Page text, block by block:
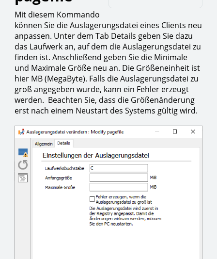
Mit diesem Kommando
können Sie die Auslagerungsdatei eines Clients neu
anpassen. Unter dem Tab Details geben Sie dazu
das Laufwerk an, auf dem die Auslagerungsdatei zu
finden ist. Anschließend geben Sie die Minimale
und Maximale Größe neu an. Die Größeneinheit ist
hier MB (MegaByte). Falls die Auslagerungsdatei zu
groß angegeben wurde, kann ein Fehler erzeugt
werden. Beachten Sie, dass die Größenänderung
erst nach einem Neustart des Systems gültig wird.